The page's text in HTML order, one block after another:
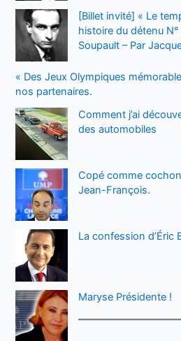
[Billet invité] « Le
histoire du détenu
Soupault – Par
« Des Jeux Olympiques
nos partenaires.
Comment j’ai
des automobiles
Copé comme
Jean-François.
La confession d’Éric
Maryse Présidente !